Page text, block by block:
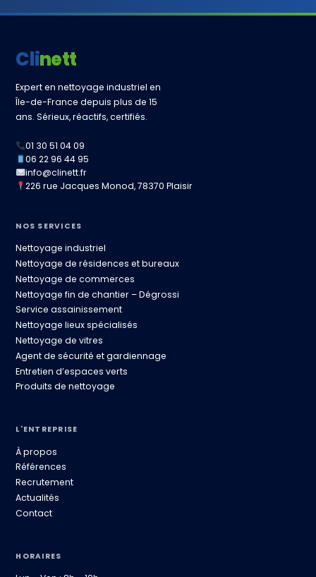
Clinett
Expert en nettoyage industriel en
Île-de-France depuis plus de 15
ans. Sérieux, réactifs, certifiés.
01 30 51 04 09
06 22 96 44 95
info@clinett.fr
226 rue Jacques Monod, 78370 Plaisir
NOS SERVICES
Nettoyage industriel
Nettoyage de résidences et bureaux
Nettoyage de commerces
Nettoyage fin de chantier – Dégrossi
Service assainissement
Nettoyage lieux spécialisés
Nettoyage de vitres
Agent de sécurité et gardiennage
Entretien d’espaces verts
Produits de nettoyage
L'ENTREPRISE
À propos
Références
Recrutement
Actualités
Contact
HORAIRES